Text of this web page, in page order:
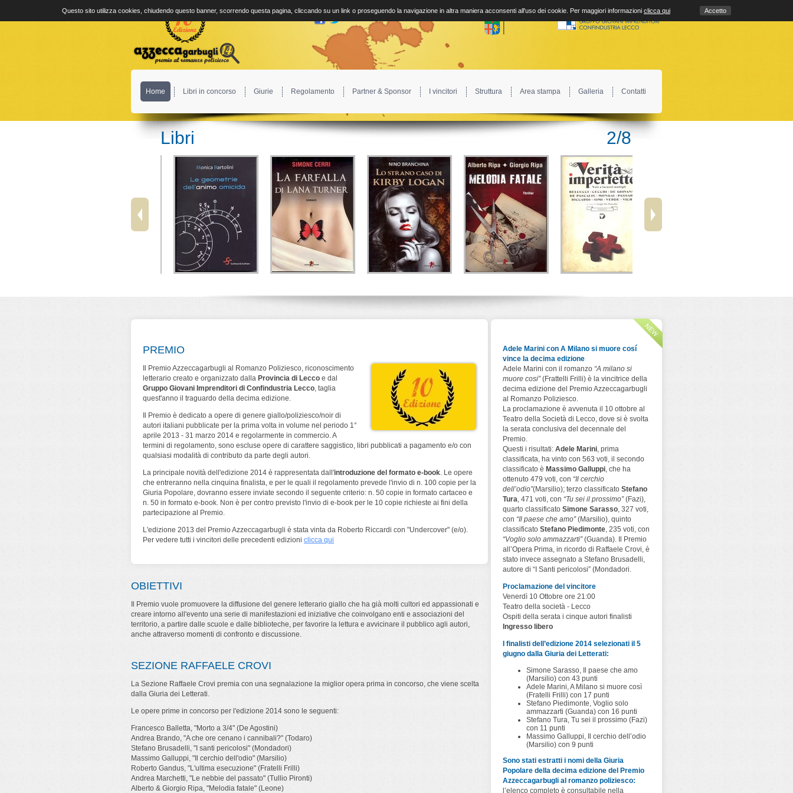
Home Libri in concorso Giurie Regolamento Partner & Sponsor I vincitori Struttura Area stampa Galleria Contatti
Libri 2/8
Nino Branchina
Patrizia Debicke van der
PREMIO
Il Premio Azzeccagarbugli al Romanzo Poliziesco, riconoscimento
letterario creato e organizzato dalla Provincia di Lecco e dal
Gruppo Giovani Imprenditori di Confindustria Lecco, taglia
quest'anno il traguardo della decima edizione.
Il Premio è dedicato a opere di genere giallo/poliziesco/noir di
autori italiani pubblicate per la prima volta in volume nel periodo 1°
aprile 2013 - 31 marzo 2014 e regolarmente in commercio. A
termini di regolamento, sono escluse opere di carattere saggistico, libri pubblicati a pagamento e/o con
qualsiasi modalità di contributo da parte degli autori.
La principale novità dell'edizione 2014 è rappresentata dall'introduzione del formato e-book. Le opere
che entreranno nella cinquina finalista, e per le quali il regolamento prevede l'invio di n. 100 copie per la
Giuria Popolare, dovranno essere inviate secondo il seguente criterio: n. 50 copie in formato cartaceo e
n. 50 in formato e-book. Non è per contro previsto l'invio di e-book per le 10 copie richieste ai fini della
partecipazione al Premio.
L'edizione 2013 del Premio Azzeccagarbugli è stata vinta da Roberto Riccardi con "Undercover" (e/o).
Per vedere tutti i vincitori delle precedenti edizioni clicca qui
OBIETTIVI
Il Premio vuole promuovere la diffusione del genere letterario giallo che ha già molti cultori ed appassionati e
creare intorno all'evento una serie di manifestazioni ed iniziative che coinvolgano enti e associazioni del
territorio, a partire dalle scuole e dalle biblioteche, per favorire la lettura e avvicinare il pubblico agli autori,
anche attraverso momenti di confronto e discussione.
SEZIONE RAFFAELE CROVI
La Sezione Raffaele Crovi premia con una segnalazione la miglior opera prima in concorso, che viene scelta
dalla Giuria dei Letterati.
Le opere prime in concorso per l'edizione 2014 sono le seguenti:
Francesco Balletta, "Morto a 3/4" (De Agostini)
Andrea Brando, "A che ore cenano i cannibali?" (Todaro)
Stefano Brusadelli, "I santi pericolosi" (Mondadori)
Massimo Galluppi, "Il cerchio dell'odio" (Marsilio)
Roberto Gandus, "L'ultima esecuzione" (Fratelli Frilli)
Andrea Marchetti, "Le nebbie del passato" (Tullio Pironti)
Alberto & Giorgio Ripa, "Melodia fatale" (Leone)
Adele Marini con A Milano si muore cosí
vince la decima edizione
Adele Marini con il romanzo “A milano si
muore cosi”(Frattelli Frilli) è la vincitrice della
decima edizione del Premio Azzeccagarbugli
al Romanzo Poliziesco.
La proclamazione è avvenuta il 10 ottobre al
Teatro della Società di Lecco, dove si è svolta
la serata conclusiva del decennale del
Premio.
Questi i risultati: Adele Marini, prima
classificata, ha vinto con 563 voti, il secondo
classificato è Massimo Galluppi, che ha
ottenuto 479 voti, con “Il cerchio
dell’odio”(Marsilio); terzo classificato Stefano
Tura, 471 voti, con “Tu sei il prossimo”(Fazi),
quarto classificato Simone Sarasso, 327 voti,
con “Il paese che amo”(Marsilio), quinto
classificato Stefano Piedimonte, 235 voti, con
“Voglio solo ammazzarti”(Guanda). Il Premio
all’Opera Prima, in ricordo di Raffaele Crovi, è
stato invece assegnato a Stefano Brusadelli,
autore di “I Santi pericolosi” (Mondadori.
Proclamazione del vincitore
Venerdì 10 Ottobre ore 21:00
Teatro della società - Lecco
Ospiti della serata i cinque autori finalisti
Ingresso libero
I finalisti dell’edizione 2014 selezionati il 5
giugno dalla Giuria dei Letterati:
Simone Sarasso, Il paese che amo
(Marsilio) con 43 punti
Adele Marini, A Milano si muore così
(Fratelli Frilli) con 17 punti
Stefano Piedimonte, Voglio solo
ammazzarti (Guanda) con 16 punti
Stefano Tura, Tu sei il prossimo (Fazi)
con 11 punti
Massimo Galluppi, Il cerchio dell’odio
(Marsilio) con 9 punti
Sono stati estratti i nomi della Giuria
Popolare della decima edizione del Premio
Azzeccagarbugli al romanzo poliziesco:
l’elenco completo è consultabile nella
Questo sito utilizza cookies, chiudendo questo banner, scorrendo questa pagina, cliccando su un link o proseguendo la navigazione in altra maniera acconsenti all'uso dei cookie. Per maggiori informazioni clicca qui Accetto